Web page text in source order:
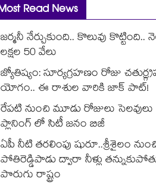
Read News
జర్మనీ నేర్చుకుంది.. కొలువు కొట్టింది..
లక్షల 50 వేలు
జ్యోతిష్యం: సూర్యగ్రహణం రోజు
యోగం.. ఈ రాశుల వారికి జాక్ పాట్!
రేపటి నుంచి మూడు రోజులు సెలవులు
ప్లానింగ్ లో సిటీ జనం బిజీ
ఏపీ నీటి తరలింపు షురూ..శ్రీశైలం
పోతిరెడ్డిపాడు ద్వారా నీళ్లు
పొరుగు రాష్ట్రం